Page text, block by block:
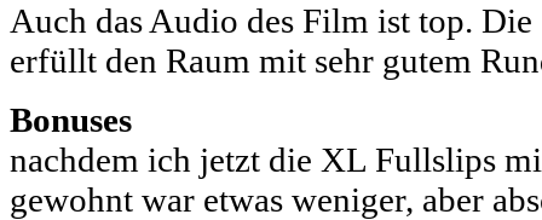
Auch das Audio des Film ist top.
erfüllt den Raum mit sehr gutem
Bonuses
nachdem ich jetzt die XL Fullslips
gewohnt war etwas weniger, aber